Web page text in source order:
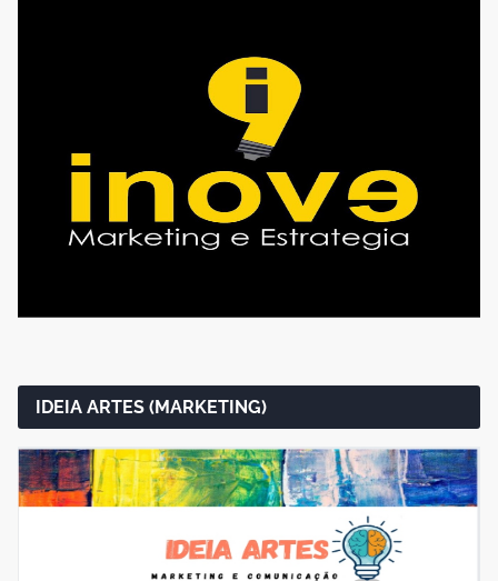
IDEIA ARTES (MARKETING)